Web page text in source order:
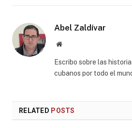
Abel Zaldívar
Website
Escribo sobre las
cubanos por todo el
RELATED POSTS